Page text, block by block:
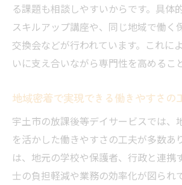
る課題も相談しやすいからです。具体
スキルアップ講座や、同じ地域で働く
交換会などが行われています。これに
いに支え合いながら専門性を高めるこ
地域密着で実現できる働きやすさの
宇土市の放課後等デイサービスでは、
を活かした働きやすさの工夫が多数あ
は、地元の学校や保護者、行政と連携
士の負担軽減や業務の効率化が図られ